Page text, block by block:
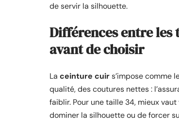
de servir la silhouette.
Différences entre les
avant de choisir
La ceinture cuirs’impose comme
qualité, des coutures nettes :
faiblir. Pour une taille 34, mieux
dominer la silhouette ou de forcer